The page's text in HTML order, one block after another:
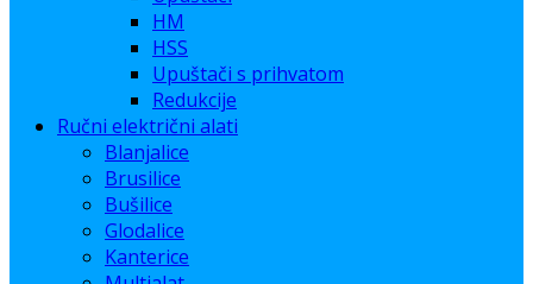
HM
HSS
Upuštači s prihvatom
Redukcije
Ručni električni alati
Blanjalice
Brusilice
Bušilice
Glodalice
Kanterice